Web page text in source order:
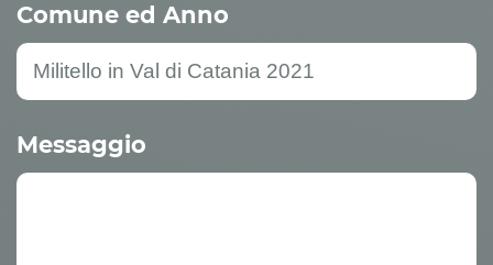
Comune ed Anno
Messaggio